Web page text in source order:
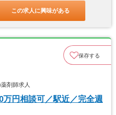
この求人に興味がある
保存する
剤師求人
万円相談可／駅近／完全週